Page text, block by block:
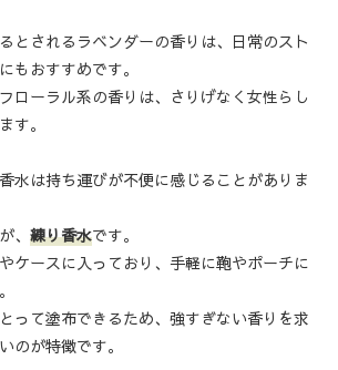
とされるラベンダーの香りは、日常のスト
もおすすめです。
ローラル系の香りは、さりげなく女性らし
す。
水は持ち運びが不便に感じることがありま
、 練り香水です。
ケースに入っており、手軽に鞄やポーチに
って塗布できるため、強すぎない香りを求
のが特徴です。